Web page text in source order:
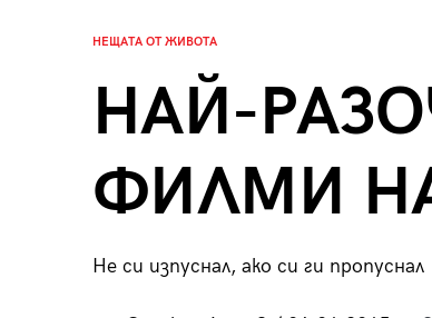
НЕЩАТА ОТ ЖИВОТА
НАЙ-
ФИЛМИ
Не си изпуснал, ако си ги пропуснал
Summer